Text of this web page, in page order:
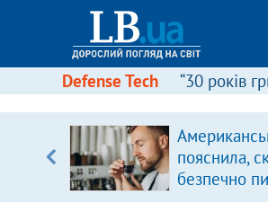
Defense Tech “30 років
пояснила,
безпечно